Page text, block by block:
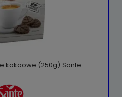
kakaowe (250g) Sante